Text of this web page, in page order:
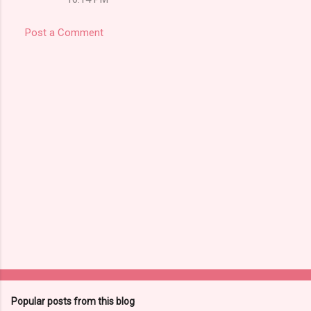
Post a Comment
Popular posts from this blog